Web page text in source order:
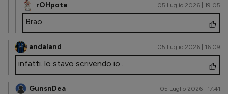
rOHpota 05 Luglio 2026 | 19.05
Brao
andaland 05 Luglio 2026 | 16.09
infatti. lo stavo scrivendo io...
GunsnDea 05 Luglio 2026 | 17.41